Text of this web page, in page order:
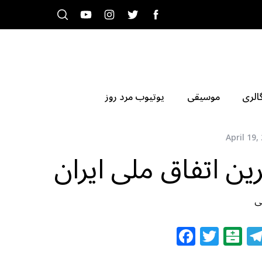
موسیقی یوتیوب مرد روز
April 19,
اتفاق ملی ایران
F T B